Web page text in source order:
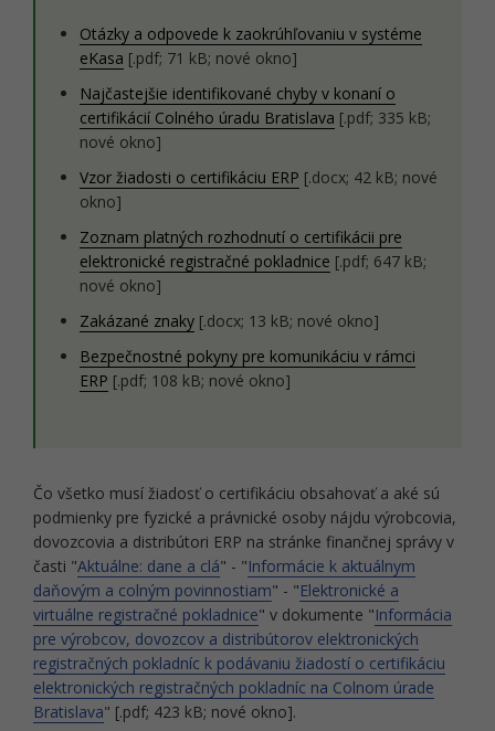
Otázky a odpovede k zaokrúhľovaniu v systéme
eKasa [.pdf; 71 kB; nové okno]
Najčastejšie identifikované chyby v konaní o
certifikácií Colného úradu Bratislava [.pdf; 335 kB;
nové okno]
Vzor žiadosti o certifikáciu ERP [.docx; 42 kB; nové
okno]
Zoznam platných rozhodnutí o certifikácii pre
elektronické registračné pokladnice [.pdf; 647 kB;
nové okno]
Zakázané znaky [.docx; 13 kB; nové okno]
Bezpečnostné pokyny pre komunikáciu v rámci
ERP [.pdf; 108 kB; nové okno]
Čo všetko musí žiadosť o certifikáciu obsahovať a aké sú
podmienky pre fyzické a právnické osoby nájdu výrobcovia,
dovozcovia a distribútori ERP na stránke finančnej správy v
časti "Aktuálne: dane a clá" - "Informácie k aktuálnym
daňovým a colným povinnostiam" - "Elektronické a
virtuálne registračné pokladnice" v dokumente "Informácia
pre výrobcov, dovozcov a distribútorov elektronických
registračných pokladníc k podávaniu žiadostí o certifikáciu
elektronických registračných pokladníc na Colnom úrade
Bratislava" [.pdf; 423 kB; nové okno].